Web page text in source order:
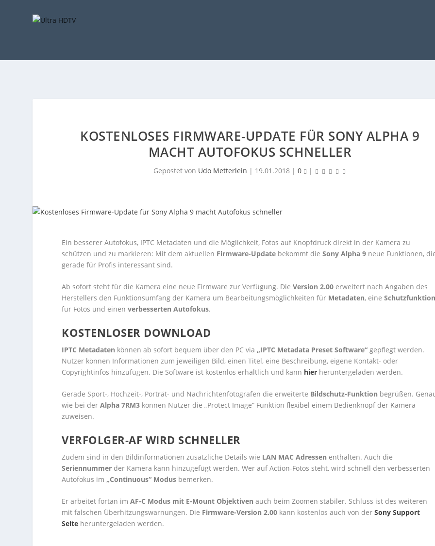
KOSTENLOSES FIRMWARE-UPDATE FÜR SONY ALPHA 9
MACHT AUTOFOKUS SCHNELLER
Gepostet von Udo Metterlein | 19.01.2018| 0 |
Ein besserer Autofokus, IPTC Metadaten und die Möglichkeit, Fotos auf Knopfdruck direkt in der Kamera zu
schützen und zu markieren: Mit dem aktuellen Firmware-Update bekommt die Sony Alpha 9 neue Funktionen,
gerade für Profis interessant sind.
Ab sofort steht für die Kamera eine neue Firmware zur Verfügung. DieVersion 2.00 erweitert nach Angaben des
Herstellers den Funktionsumfang der Kamera um Bearbeitungsmöglichkeiten für Metadaten, eineSchutzfunktion
für Fotos und einenverbesserten Autofokus.
KOSTENLOSER DOWNLOAD
IPTC Metadaten können ab sofort bequem über den PC via „IPTC Metadata Preset Software“ gepflegt werden.
Nutzer können Informationen zum jeweiligen Bild, einen Titel, eine Beschreibung, eigene Kontakt- oder
Copyrightinfos hinzufügen. Die Software ist kostenlos erhältlich und kann hier heruntergeladen werden.
Gerade Sport-, Hochzeit-, Porträt- und Nachrichtenfotografen die erweiterte Bildschutz-Funktion begrüßen.
wie bei derAlpha 7RM3 können Nutzer die „Protect Image“ Funktion flexibel einem Bedienknopf der Kamera
zuweisen.
VERFOLGER-AF WIRD SCHNELLER
Zudem sind in den Bildinformationen zusätzliche Details wie LAN MAC Adressen enthalten. Auch die
Seriennummer der Kamera kann hinzugefügt werden. Wer auf Action-Fotos steht, wird schnell den verbesserten
Autofokus im „Continuous“ Modus bemerken.
Er arbeitet fortan imAF-C Modus mit E-Mount Objektiven auch beim Zoomen stabiler. Schluss ist des weiteren
mit falschen Überhitzungswarnungen. Die Firmware-Version 2.00 kann kostenlos auch von derSony Support
Seite heruntergeladen werden.